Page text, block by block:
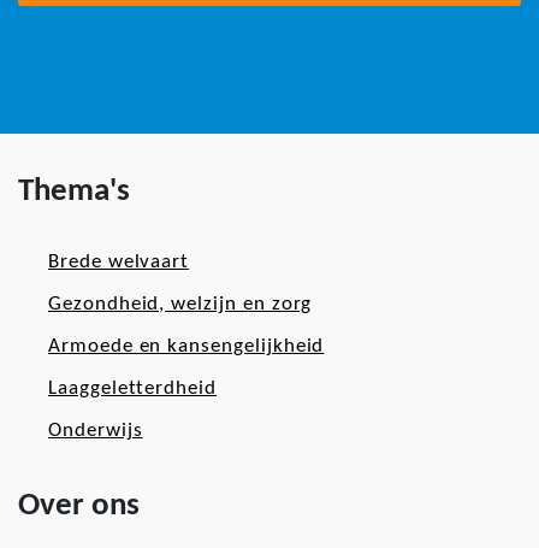
Thema's
Brede welvaart
Gezondheid, welzijn en zorg
Armoede en kansengelijkheid
Laaggeletterdheid
Onderwijs
Over ons